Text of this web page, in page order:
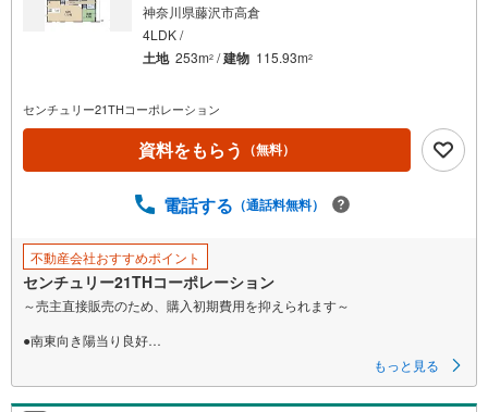
神奈川県藤沢市高倉
4LDK /
土地 253m2 /建物 115.93m2
センチュリー21THコーポレーション
資料をもらう （無料）
電話する （通話料無料）
不動産会社おすすめポイント
センチュリー21THコーポレーション
～売主直接販売のため、購入初期費用を抑えられます～
●南東向き陽当り良好
●用途様々、眺望良好のルーフバルコニー完備
もっと見る